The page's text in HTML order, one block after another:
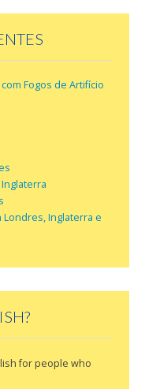
Fogos de Artifício
Londres, Inglaterra e
for people who